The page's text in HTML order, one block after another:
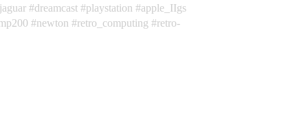
dreamcast playstation
apple_IIgs
newton retro_computing
retro-